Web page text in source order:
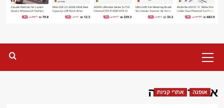
Menu
אביזרי אופנה
אופנה אתרי קניות